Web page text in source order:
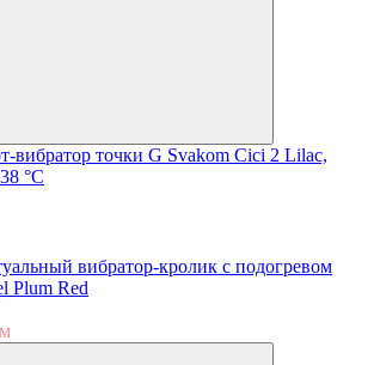
вибратор точки G Svakom Cici 2 Lilac,
°C